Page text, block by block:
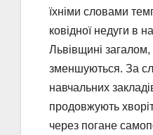
їхніми словами
ковідної недуги в
Львівщині загалом,
зменшуються. За
навчальних
продовжують
через погане